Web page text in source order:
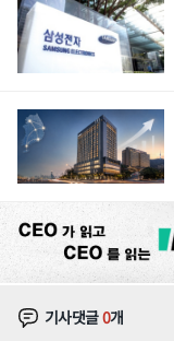
기사댓글0개